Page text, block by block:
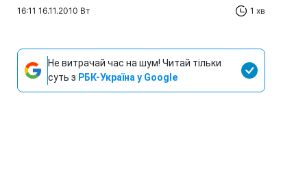
16:11 16.11.2010 Вт 1 хв
Не витрачай час на шум! Читай тільки
суть з РБК-Україна у Google